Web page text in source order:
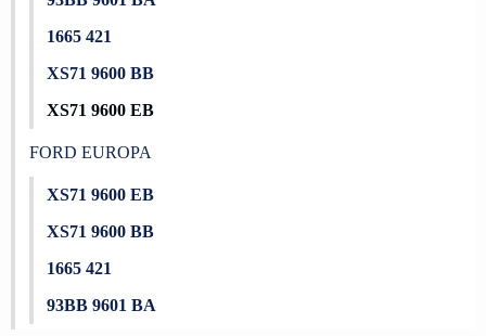
1665 421
XS71 9600 BB
XS71 9600 EB
FORD EUROPA
XS71 9600 EB
XS71 9600 BB
1665 421
93BB 9601 BA